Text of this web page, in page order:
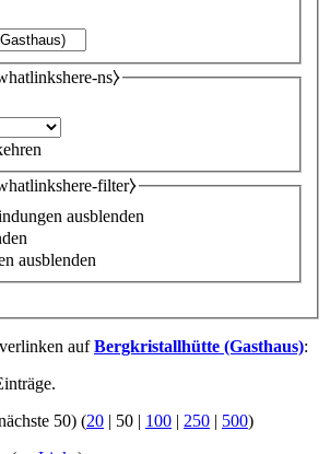
ns⧽
filter⧽
ausblenden
ausblenden
aufBergkristallhütte (Gasthaus):
50) (20 | 50 | 100 | 250 | 500)